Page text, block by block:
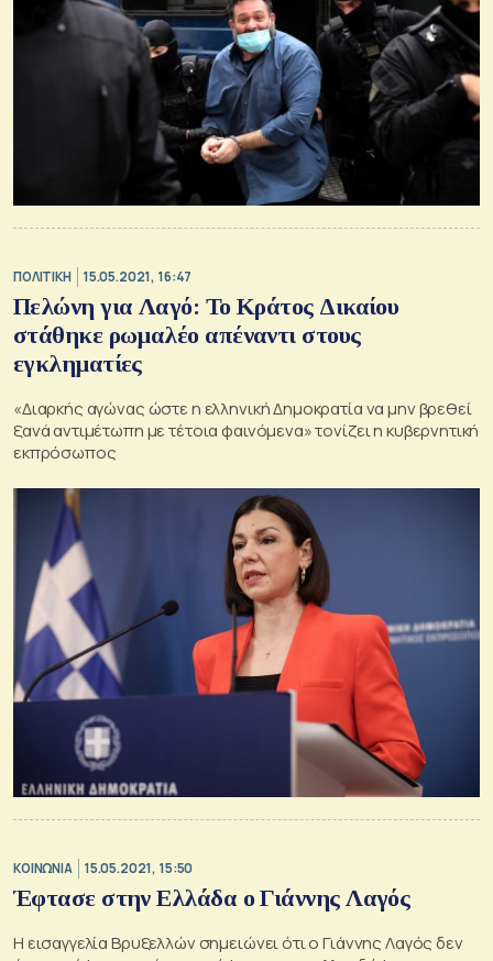
ΠΟΛΙΤΙΚΗ 15.05.2021, 16:47
Πελώνη για Λαγό: Το Κράτος Δικαίου
στάθηκε ρωμαλέο απέναντι στους
εγκληματίες
«Διαρκής αγώνας ώστε η ελληνική Δημοκρατία να μην βρεθεί
ξανά αντιμέτωπη με τέτοια φαινόμενα» τονίζει η κυβερνητική
εκπρόσωπος
ΚΟΙΝΩΝΙΑ 15.05.2021, 15:50
Έφτασε στην Ελλάδα ο Γιάννης Λαγός
Η εισαγγελία Βρυξελλών σημειώνει ότι ο Γιάννης Λαγός δεν